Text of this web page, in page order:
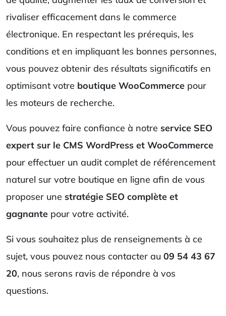
rivaliser efficacement dans le commerce
électronique. En respectant les prérequis, les
conditions et en impliquant les bonnes personnes,
vous pouvez obtenir des résultats significatifs en
optimisant votre boutique WooCommerce pour
les moteurs de recherche.
Vous pouvez faire confiance à notre service SEO
expert sur le CMS WordPress et WooCommerce
pour effectuer un audit complet de référencement
naturel sur votre boutique en ligne afin de vous
proposer une stratégie SEO complète et
gagnante pour votre activité.
Si vous souhaitez plus de renseignements à ce
sujet, vous pouvez nous contacter au 09 54 43 67
20, nous serons ravis de répondre à vos
questions.